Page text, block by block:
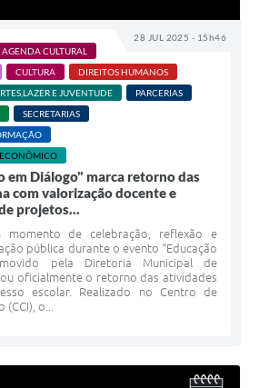
28 JUL 2025 - 15h46
AGENDA CULTURAL
CULTURA
DIREITOS HUMANOS
E JUVENTUDE
PARCERIAS
SECRETARIAS
em Diálogo" marca retorno das
com valorização docente e
projetos...
momento de celebração, reflexão e
pública durante o evento “Educação
pela Diretoria Municipal de
oficialmente o retorno das atividades
escolar. Realizado no Centro de
o...